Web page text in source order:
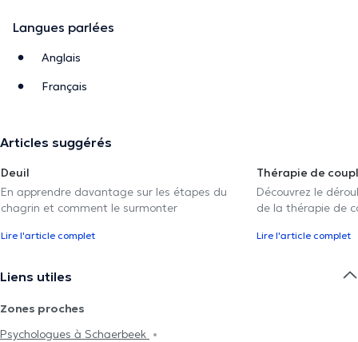
Langues parlées
Anglais
Français
Articles suggérés
Deuil
En apprendre davantage sur les étapes du
chagrin et comment le surmonter
Lire l'article complet
Thérapie de
Découvrez le
de la thérapie de
Lire l'article complet
Liens utiles
Zones proches
Psychologues à Schaerbeek